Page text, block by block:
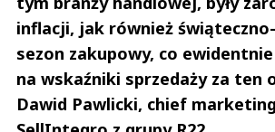
inflacji, jak również
sezon zakupowy, co ewidentnie
na wskaźniki sprzedaży za ten
Dawid Pawlicki, chief